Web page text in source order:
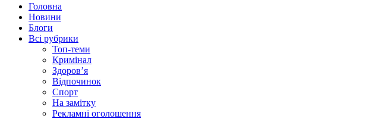
Головна
Новини
Блоги
Всі рубрики
Топ-теми
Кримінал
Здоров’я
Відпочинок
Спорт
На замітку
Рекламні оголошення